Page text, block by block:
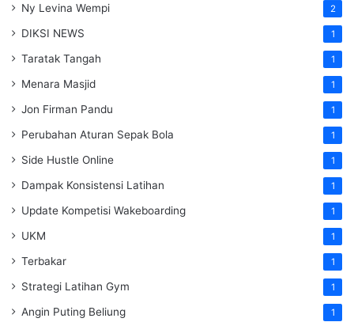
Ny Levina Wempi 2
DIKSI NEWS 1
Taratak Tangah 1
Menara Masjid 1
Jon Firman Pandu 1
Perubahan Aturan Sepak Bola 1
Side Hustle Online 1
Dampak Konsistensi Latihan 1
Update Kompetisi Wakeboarding 1
UKM 1
Terbakar 1
Strategi Latihan Gym 1
Angin Puting Beliung 1